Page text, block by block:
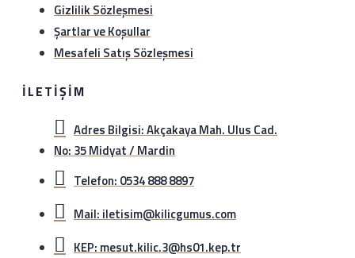
Gizlilik Sözleşmesi
Şartlar ve Koşullar
Mesafeli Satış Sözleşmesi
İLETIŞIM
Adres Bilgisi: Akçakaya Mah. Ulus Cad.
No: 35 Midyat / Mardin
Telefon: 0534 888 8897
Mail: iletisim@kilicgumus.com
KEP: mesut.kilic.3@hs01.kep.tr